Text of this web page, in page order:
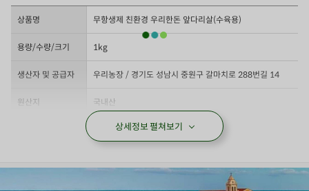
상품명 무항생제 친환경 우리한돈 앞다리살(수육용)
용량/수량/크기 1kg
생산자 및 공급자 우리농장 / 경기도 성남시 중원구 갈마치로 288번길 14
원산지 국내산
축산법 등급표시/이
배송되는 상품에는 이력번호가 표시되어 있습니다
상세정보 펼쳐보기